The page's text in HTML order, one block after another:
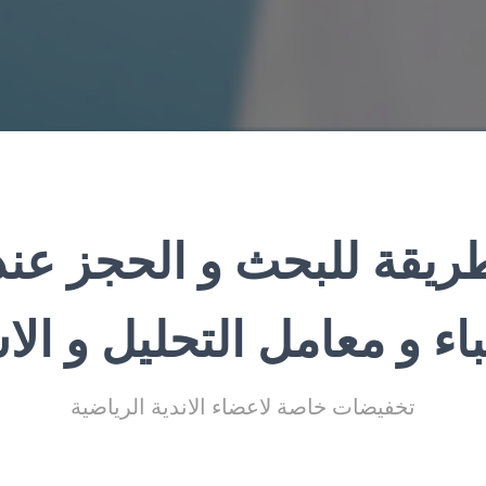
للبحث و الحجز
و معامل التحليل و
تخفيضات خاصة لاعضاء الاندية الرياضية